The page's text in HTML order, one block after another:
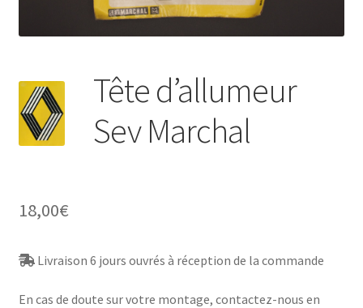
Tête d’allumeur
Sev Marchal
18,00€
Livraison 6 jours ouvrés à réception de la commande
En cas de doute sur votre montage, contactez-nous en